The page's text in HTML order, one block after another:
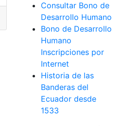
Windows
Consultar Bono de
Desarrollo Humano
Bono de Desarrollo
Humano
Inscripciones por
Internet
Historia de las
Banderas del
Ecuador desde
1533